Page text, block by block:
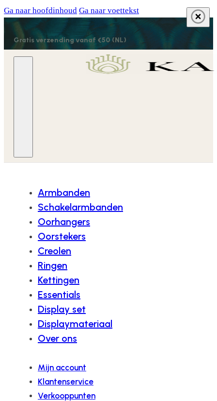
Ga naar hoofdinhoud Ga naar voettekst
Gratis verzending vanaf €50 (NL)
Armbanden
Schakelarmbanden
Oorhangers
Oorstekers
Creolen
Ringen
Kettingen
Essentials
Display set
Displaymateriaal
Over ons
Mijn account
Klantenservice
Verkooppunten